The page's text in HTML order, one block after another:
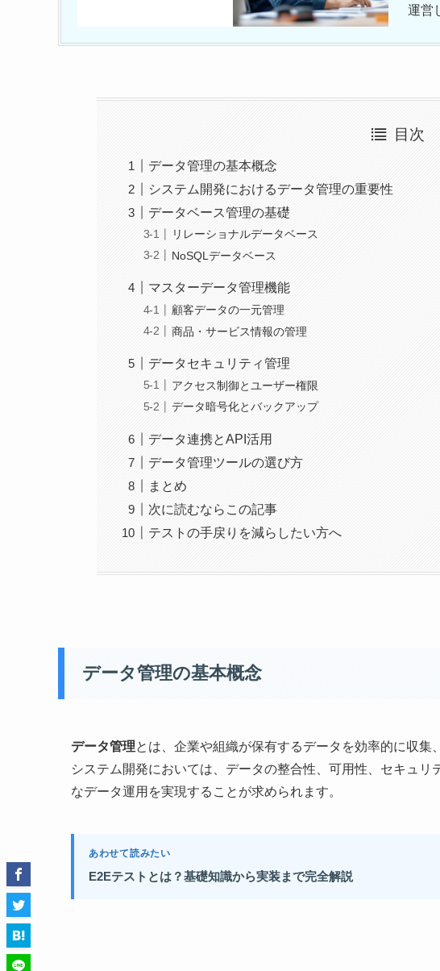
運営
目次
データ管理の基本概念
システム開発におけるデータ管理の重要性
データベース管理の基礎
リレーショナルデータベース
NoSQLデータベース
マスターデータ管理機能
顧客データの一元管理
商品・サービス情報の管理
データセキュリティ管理
アクセス制御とユーザー権限
データ暗号化とバックアップ
データ連携とAPI活用
データ管理ツールの選び方
まとめ
次に読むならこの記事
テストの手戻りを減らしたい方へ
データ管理の基本概念
データ管理とは、企業や組織が保有するデータを効率的に収集
システム開発においては、データの整合性、可用性、セキュ
なデータ運用を実現することが求められます。
あわせて読みたい
E2Eテストとは？基礎知識から実装まで完全解説